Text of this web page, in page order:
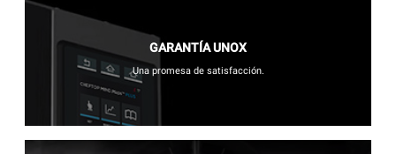
GARANTÍA UNOX
Una promesa de satisfacción.